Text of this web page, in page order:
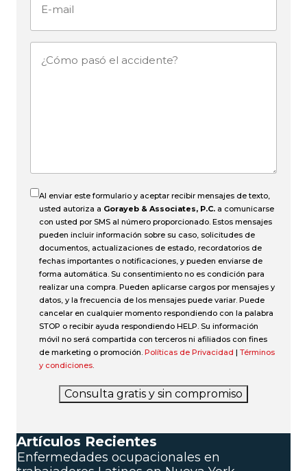
¿Cómo
Al enviar este formulario y aceptar recibir mensajes de texto,
usted autoriza a Gorayeb & Associates, P.C. a comunicarse
con usted por SMS al número proporcionado. Estos mensajes
pueden incluir información sobre su caso, solicitudes de
documentos, actualizaciones de estado, recordatorios de
fechas importantes o notificaciones, y pueden enviarse de
forma automática. Su consentimiento no es condición para
realizar una compra. Pueden aplicarse cargos por mensajes y
datos, y la frecuencia de los mensajes puede variar. Puede
cancelar en cualquier momento respondiendo con la palabra
STOP o recibir ayuda respondiendo HELP. Su información
móvil no será compartida con terceros ni afiliados con fines
de marketing o promoción. Políticas de Privacidad | Términos
y condiciones.
Consulta gratis y sin compromiso
Artículos Recientes
Enfermedades ocupacionales en